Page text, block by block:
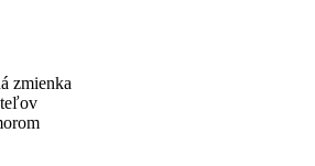
zmienka